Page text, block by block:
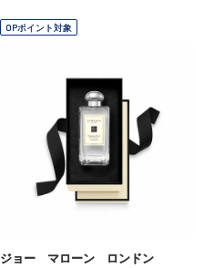
OPポイント対象
ジョー マローン ロンドン